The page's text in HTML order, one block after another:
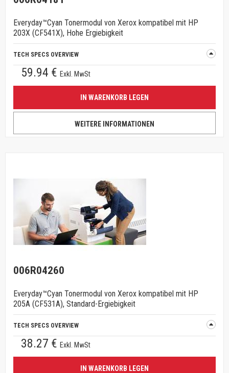
Everyday™Cyan Tonermodul von Xerox kompatibel mit HP
203X (CF541X), Hohe Ergiebigkeit
TECH SPECS OVERVIEW
59.94 € Exkl. MwSt
IN WARENKORB LEGEN
WEITERE INFORMATIONEN
006R04260
Everyday™Cyan Tonermodul von Xerox kompatibel mit HP
205A (CF531A), Standard-Ergiebigkeit
TECH SPECS OVERVIEW
38.27 € Exkl. MwSt
IN WARENKORB LEGEN